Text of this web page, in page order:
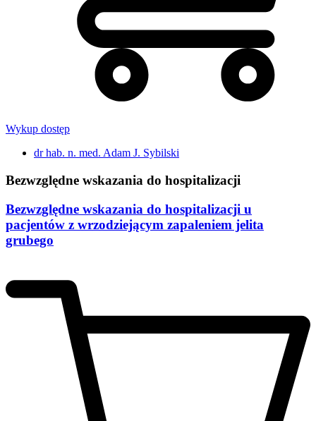
Wykup dostęp
dr hab. n. med. Adam J. Sybilski
Bezwzględne wskazania do hospitalizacji
Bezwzględne wskazania do hospitalizacji u
pacjentów z wrzodziejącym zapaleniem jelita
grubego